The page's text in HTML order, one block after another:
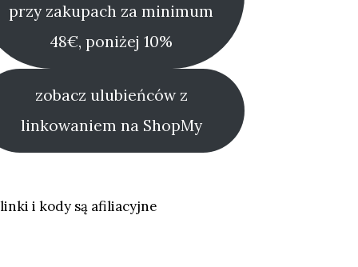
przy zakupach za minimum
48€, poniżej 10%
zobacz ulubieńców z
linkowaniem na ShopMy
i kody są afiliacyjne